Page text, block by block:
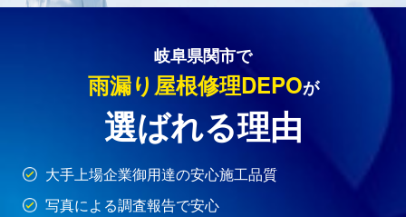
岐阜県関市で
雨漏り屋根修理DEPOが
選ばれる理由
大手上場企業御用達の安心施工品質
写真による調査報告で安心